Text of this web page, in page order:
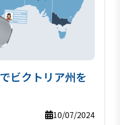
ビクトリア州を
10/07/2024